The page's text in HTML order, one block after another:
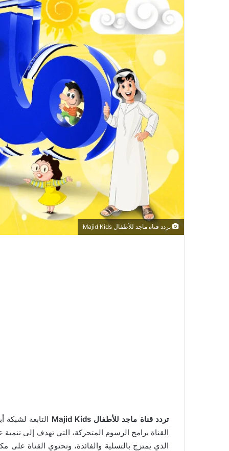
تردد قناة ماجد للأطفال Majid Kids
تردد قناة ماجد للأطفال Majid Kids
القناة برامج الرسوم المتحركة، التي تهدف إلى
الذي يمتزج بالتسلية والفائدة، وتحتوي القناة